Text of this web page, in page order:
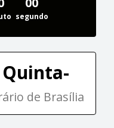
segundo
de Brasília